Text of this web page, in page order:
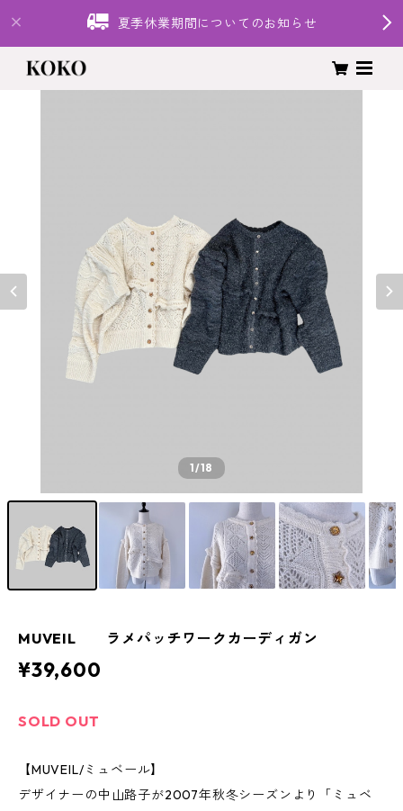
夏季休業期間についてのお知らせ
1/18
MUVEIL ラメパッチワークカーディガン
¥39,600
SOLD OUT
【MUVEIL/ミュベール】
デザイナーの中山路子が2007年秋冬シーズンより「ミュベ